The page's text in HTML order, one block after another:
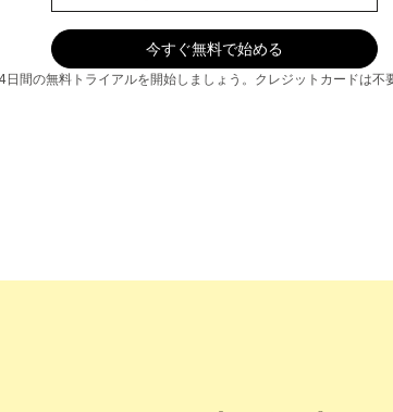
日間の無料トライアルを開始しましょう。クレジットカードは不